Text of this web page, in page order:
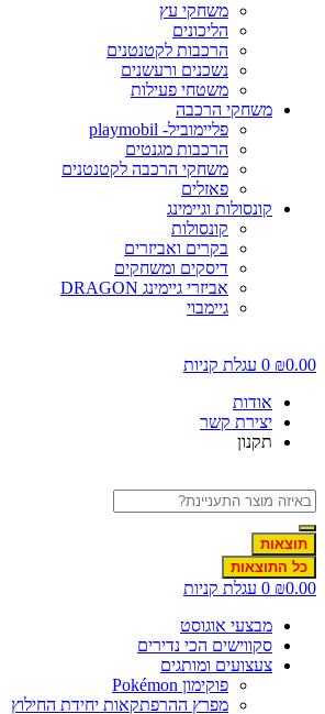
משחקי עץ
הליכונים
הרכבות לקטנטנים
נשכנים ורעשנים
משטחי פעילות
משחקי הרכבה
פליימוביל- playmobil
הרכבות מגנטים
משחקי הרכבה לקטנטנים
פאזלים
קונסולות וגיימינג
קונסולות
בקרים ואביזרים
דיסקים ומשחקים
אביזרי גיימינג DRAGON
גיימבוי
₪0.00
0 עגלת קניות
אודות
יצירת קשר
תקנון
תוצאות
כל התוצאות
₪0.00
0 עגלת קניות
מבצעי אוגוסט
סקווישים הכי נדירים
צעצועים ומותגים
פוקימון Pokémon
מפרץ ההרפתקאות יחידת החילוץ